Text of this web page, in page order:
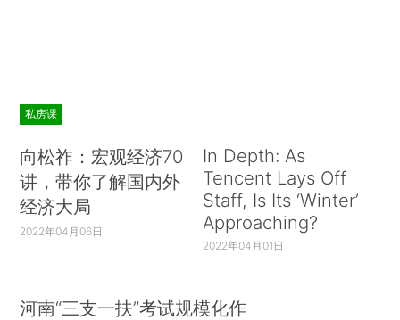
私房课
向松祚：宏观经济70
讲，带你了解国内外
经济大局
2022年04月06日
In Depth: As
Tencent Lays Off
Staff, Is Its ‘Winter’
Approaching?
2022年04月01日
河南“三支一扶”考试规模化作